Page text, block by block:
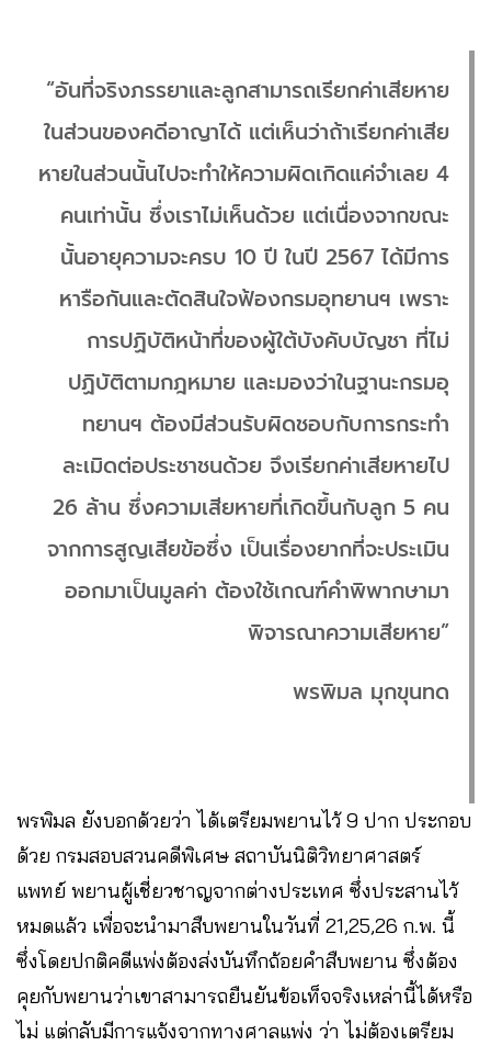
“อันที่จริงภรรยาและลูกสามารถเรียกค่าเสียหาย
ในส่วนของคดีอาญาได้ แต่เห็นว่าถ้าเรียกค่าเสีย
หายในส่วนนั้นไปจะทำให้ความผิดเกิดแค่จำเลย 4
คนเท่านั้น ซึ่งเราไม่เห็นด้วย แต่เนื่องจากขณะ
นั้นอายุความจะครบ 10 ปี ในปี 2567 ได้มีการ
หารือกันและตัดสินใจฟ้องกรมอุทยานฯ เพราะ
การปฏิบัติหน้าที่ของผู้ใต้บังคับบัญชา ที่ไม่
ปฏิบัติตามกฎหมาย และมองว่าในฐานะกรมอุ
ทยานฯ ต้องมีส่วนรับผิดชอบกับการกระทำ
ละเมิดต่อประชาชนด้วย จึงเรียกค่าเสียหายไป
26 ล้าน ซึ่งความเสียหายที่เกิดขึ้นกับลูก 5 คน
จากการสูญเสียข้อซึ่ง เป็นเรื่องยากที่จะประเมิน
ออกมาเป็นมูลค่า ต้องใช้เกณฑ์คำพิพากษามา
พิจารณาความเสียหาย”
พรพิมล มุกขุนทด
พรพิมล ยังบอกด้วยว่า ได้เตรียมพยานไว้ 9 ปาก ประกอบ
ด้วย กรมสอบสวนคดีพิเศษ สถาบันนิติวิทยาศาสตร์
แพทย์ พยานผู้เชี่ยวชาญจากต่างประเทศ ซึ่งประสานไว้
หมดแล้ว เพื่อจะนำมาสืบพยานในวันที่ 21,25,26 ก.พ. นี้
ซึ่งโดยปกติคดีแพ่งต้องส่งบันทึกถ้อยคำสืบพยาน ซึ่งต้อง
คุยกับพยานว่าเขาสามารถยืนยันข้อเท็จจริงเหล่านี้ได้หรือ
ไม่ แต่กลับมีการแจ้งจากทางศาลแพ่ง ว่า ไม่ต้องเตรียม